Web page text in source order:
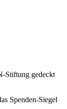
Stiftung gedeckt
Spenden-Siegel